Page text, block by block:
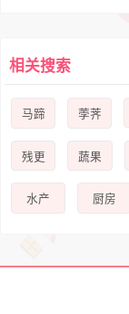
相关搜索
马蹄 荸荠
残更 蔬果
水产 厨房